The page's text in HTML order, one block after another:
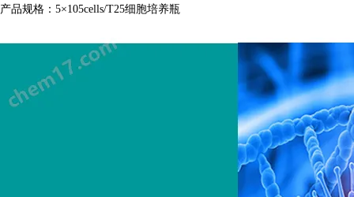
产品规格： 5×105cells/T25细胞培养瓶